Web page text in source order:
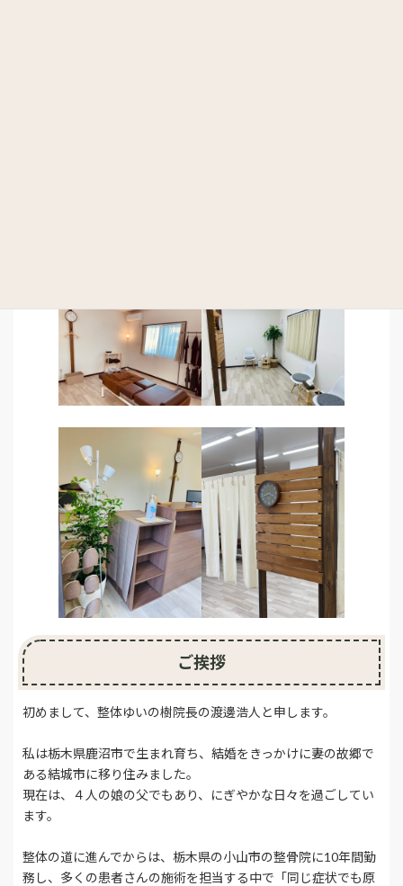
ご挨拶
初めまして、整体ゆいの樹院長の渡邊浩人と申します。
私は栃木県鹿沼市で生まれ育ち、結婚をきっかけに妻の故郷で
ある結城市に移り住みました。
現在は、４人の娘の父でもあり、にぎやかな日々を過ごしてい
ます。
整体の道に進んでからは、栃木県の小山市の整骨院に10年間勤
務し、多くの患者さんの施術を担当する中で「同じ症状でも原